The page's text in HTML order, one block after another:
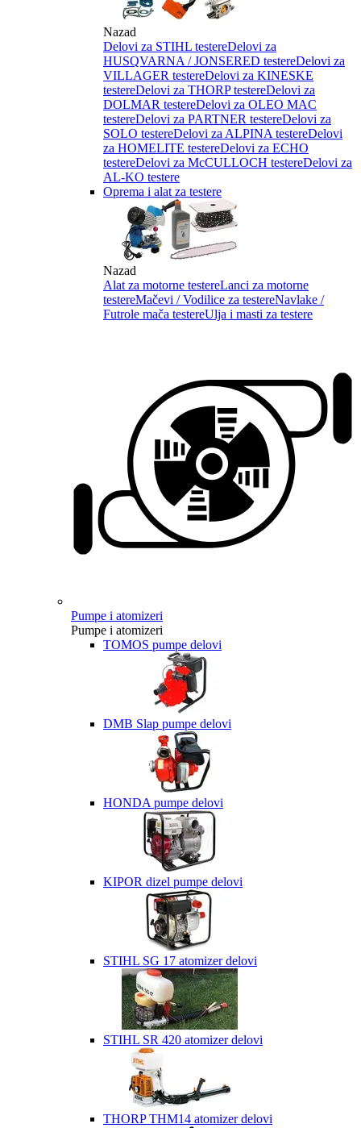
Nazad
Delovi za STIHL testereDelovi za
HUSQVARNA / JONSERED testereDelovi za
VILLAGER testereDelovi za KINESKE
testereDelovi za THORP testereDelovi za
DOLMAR testereDelovi za OLEO MAC
testereDelovi za PARTNER testereDelovi za
SOLO testereDelovi za ALPINA testereDelovi
za HOMELITE testereDelovi za ECHO
testereDelovi za McCULLOCH testereDelovi za
AL-KO testere
Oprema i alat za testere
Nazad
Alat za motorne testereLanci za motorne
testereMačevi / Vodilice za testereNavlake /
Futrole mača testereUlja i masti za testere
Pumpe i atomizeri
Pumpe i atomizeri
TOMOS pumpe delovi
DMB Slap pumpe delovi
HONDA pumpe delovi
KIPOR dizel pumpe delovi
STIHL SG 17 atomizer delovi
STIHL SR 420 atomizer delovi
THORP THM14 atomizer delovi